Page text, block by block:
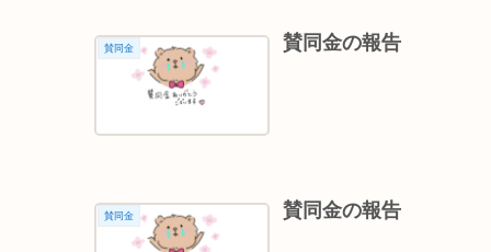
賛同金 賛同金の報告
賛同金 賛同金の報告